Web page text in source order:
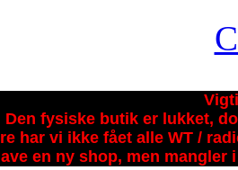
Den fysiske butik er lukket,
har vi ikke fået alle WT /
en ny shop, men mangler